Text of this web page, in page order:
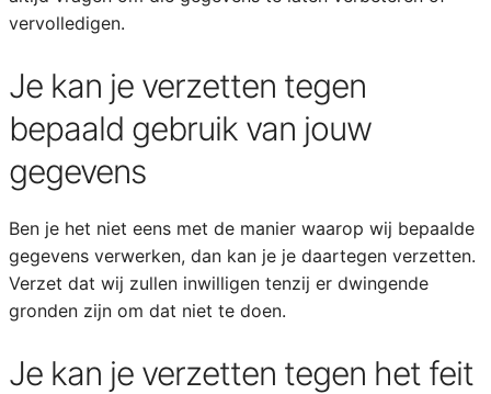
vervolledigen.
Je kan je verzetten tegen
bepaald gebruik van jouw
gegevens
Ben je het niet eens met de manier waarop wij bepaalde
gegevens verwerken, dan kan je je daartegen verzetten.
Verzet dat wij zullen inwilligen tenzij er dwingende
gronden zijn om dat niet te doen.
Je kan je verzetten tegen het feit